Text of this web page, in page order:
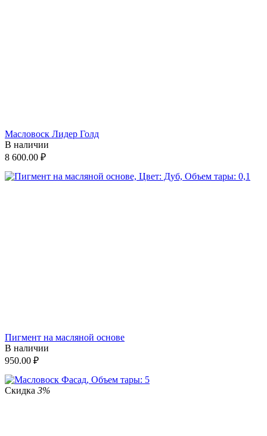
Масловоск Лидер Голд
В наличии
8 600.00 ₽
Пигмент на масляной основе
В наличии
950.00 ₽
Скидка 3%